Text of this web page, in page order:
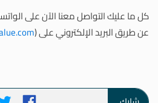
كل ما عليك التواصل معنا الآن على
عن طريق البريد الإلكتروني على (